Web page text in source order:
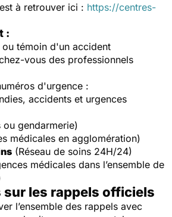
à retrouver ici : https://centres-
:
témoin d'un accident
vous des professionnels
d'urgence :
accidents et urgences
ou gendarmerie)
médicales en agglomération)
(Réseau de soins 24H/24)
médicales dans l’ensemble de
sur les rappels officiels
l’ensemble des rappels avec